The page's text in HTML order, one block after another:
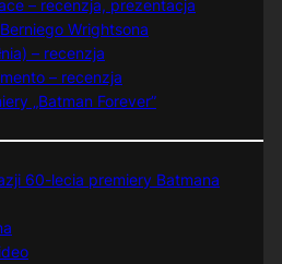
– recenzja, prezentacja
Wrightsona
– recenzja
– recenzja
„Batman Forever”
60-lecia premiery Batmana